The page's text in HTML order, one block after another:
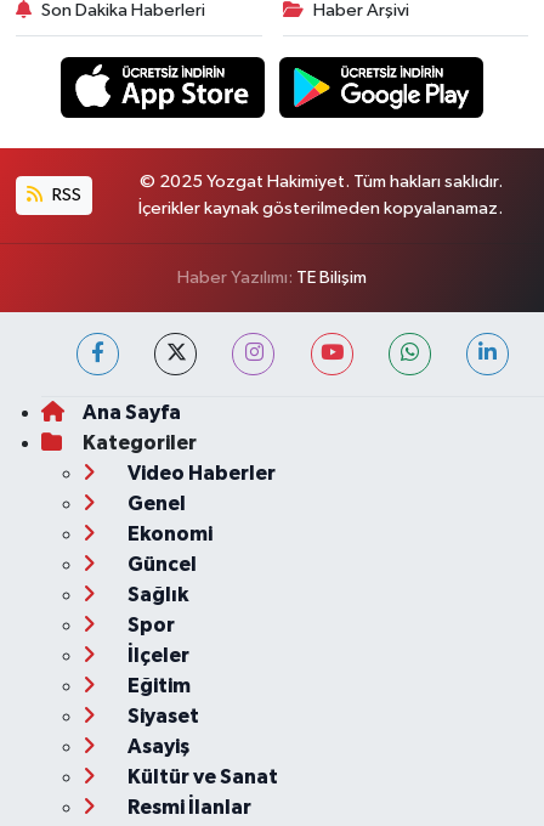
Son Dakika Haberleri Haber Arşivi
RSS
© 2025 Yozgat Hakimiyet. Tüm hakları saklıdır.
İçerikler kaynak gösterilmeden kopyalanamaz.
Haber Yazılımı: TE Bilişim
Ana Sayfa
Kategoriler
Video Haberler
Genel
Ekonomi
Güncel
Sağlık
Spor
İlçeler
Eğitim
Siyaset
Asayiş
Kültür ve Sanat
Resmi İlanlar